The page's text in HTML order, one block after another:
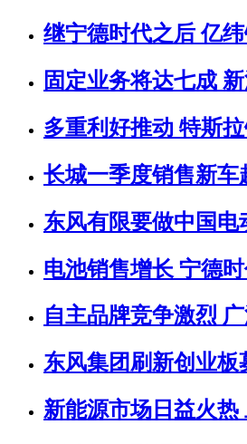
继宁德时代之后 亿
固定业务将达七成
多重利好推动 特斯
长城一季度销售新车
东风有限要做中国电
电池销售增长 宁德
自主品牌竞争激烈
东风集团刷新创业板
新能源市场日益火热